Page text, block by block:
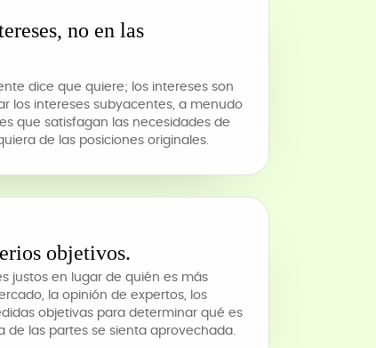
no en las
dice que quiere; los intereses son
los intereses subyacentes, a menudo
que satisfagan las necesidades de
de las posiciones originales.
objetivos.
justos en lugar de quién es más
la opinión de expertos, los
objetivas para determinar qué es
de las partes se sienta aprovechada.